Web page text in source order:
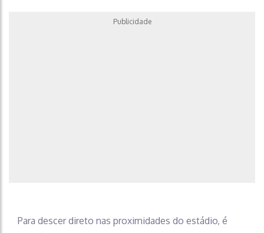
Publicidade
Para descer direto nas proximidades do estádio, é